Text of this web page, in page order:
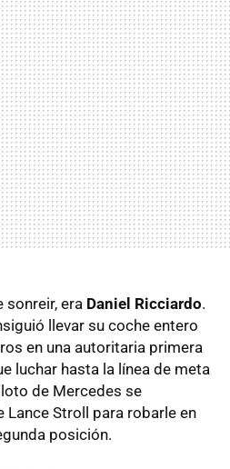
sonreir, era Daniel Ricciardo.
llevar su coche entero
en una autoritaria primera
luchar hasta la línea de meta
de Mercedes se
Lance Stroll para robarle en
posición.